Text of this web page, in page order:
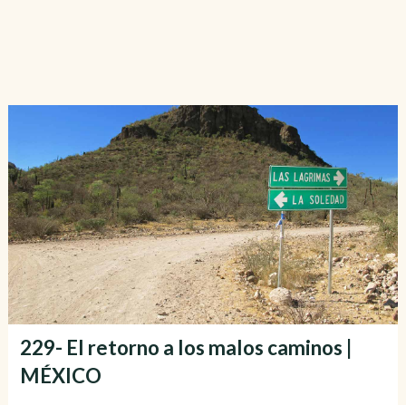
229- El retorno a los malos caminos |
MÉXICO